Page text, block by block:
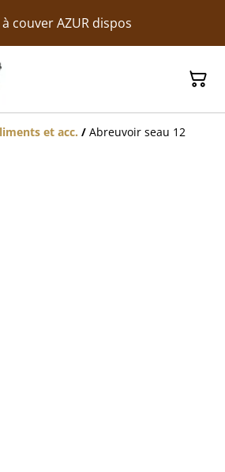
couver AZUR dispos
et acc. / Abreuvoir seau 12